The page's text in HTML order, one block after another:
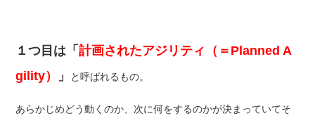
１つ目は「計画されたアジリティ（＝Planned A
gility）
」 と呼ばれるもの。
あらかじめどう動くのか、次に何をするのかが決まっていてそ